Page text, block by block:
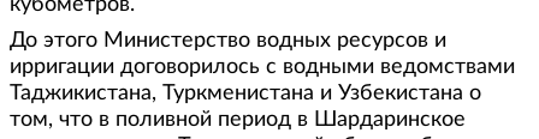
кубометров.
До этого Министерство водных ресурсов и
ирригации договорилось с водными ведомствами
Таджикистана, Туркменистана и Узбекистана о
том, что в поливной период в Шардаринское